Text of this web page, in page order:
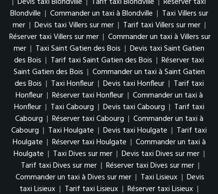
Blondville | Commander un taxi à Blondville | Taxi Villers sur
mer | Devis taxi Villers sur mer | Tarif taxi Villers sur mer |
Réserver taxi Villers sur mer | Commander un taxi à Villers sur
mer | Taxi Saint Gatien des Bois | Devis taxi Saint Gatien
des Bois | Tarif taxi Saint Gatien des Bois | Réserver taxi
Saint Gatien des Bois | Commander un taxi à Saint Gatien
des Bois | Taxi Honfleur | Devis taxi Honfleur | Tarif taxi
Honfleur | Réserver taxi Honfleur | Commander un taxi à
Honfleur | Taxi Cabourg | Devis taxi Cabourg | Tarif taxi
Cabourg | Réserver taxi Cabourg | Commander un taxi à
Cabourg | Taxi Houlgate | Devis taxi Houlgate | Tarif taxi
Houlgate | Réserver taxi Houlgate | Commander un taxi à
Houlgate | Taxi Dives sur mer | Devis taxi Dives sur mer |
Tarif taxi Dives sur mer | Réserver taxi Dives sur mer |
Commander un taxi à Dives sur mer | Taxi Lisieux | Devis
taxi Lisieux | Tarif taxi Lisieux | Réserver taxi Lisieux |